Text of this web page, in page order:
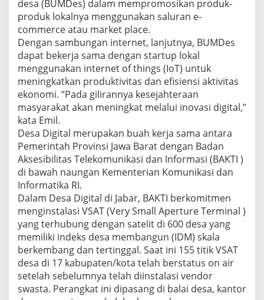
desa (BUMDes) dalam mempromosikan produk-
produk lokalnya menggunakan saluran e-
commerce atau market place.
Dengan sambungan internet, lanjutnya, BUMDes
dapat bekerja sama dengan startup lokal
menggunakan internet of things (IoT) untuk
meningkatkan produktivitas dan efisiensi aktivitas
ekonomi. “Pada gilirannya kesejahteraan
masyarakat akan meningkat melalui inovasi digital,”
kata Emil.
Desa Digital merupakan buah kerja sama antara
Pemerintah Provinsi Jawa Barat dengan Badan
Aksesibilitas Telekomunikasi dan Informasi (BAKTI )
di bawah naungan Kementerian Komunikasi dan
Informatika RI.
Dalam Desa Digital di Jabar, BAKTI berkomitmen
menginstalasi VSAT (Very Small Aperture Terminal )
yang terhubung dengan satelit di 600 desa yang
memiliki indeks desa membangun (IDM) skala
berkembang dan tertinggal. Saat ini 155 titik VSAT
desa di 17 kabupaten/kota telah berstatus on air
setelah sebelumnya telah diinstalasi vendor
swasta. Perangkat ini dipasang di balai desa, kantor